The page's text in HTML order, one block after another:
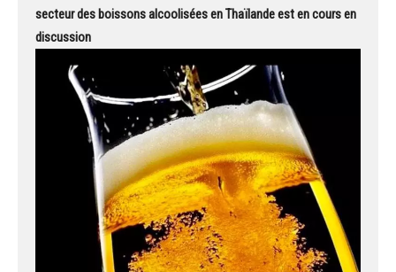
secteur des boissons alcoolisées en Thaïlande est en cours en
discussion